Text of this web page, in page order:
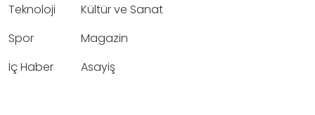
Teknoloji
Spor
İç Haber
Kültür ve Sanat
Magazin
Asayiş